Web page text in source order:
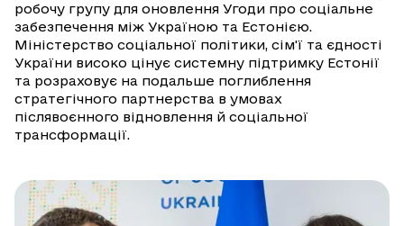
робочу групу для оновлення Угоди про соціальне
забезпечення між Україною та Естонією.
Міністерство соціальної політики, сім'ї та єдності
України високо цінує системну підтримку Естонії
та розраховує на подальше поглиблення
стратегічного партнерства в умовах
післявоєнного відновлення й соціальної
трансформації.